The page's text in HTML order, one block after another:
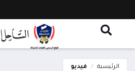
الرئيسية فيديو